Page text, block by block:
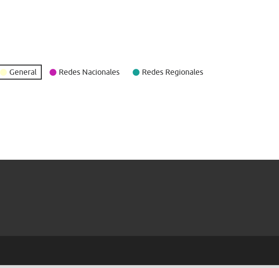
General Redes Nacionales
Redes Regionales